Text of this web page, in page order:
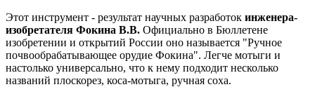
Этот инструмент - результат научных разработок инженера-
изобретателя Фокина В.В. Официально в Бюллетене
изобретении и открытий России оно называется "Ручное
почвообрабатывающее орудие Фокина". Легче мотыги и
настолько универсально, что к нему подходит несколько
названий плоскорез, коса-мотыга, ручная соха.